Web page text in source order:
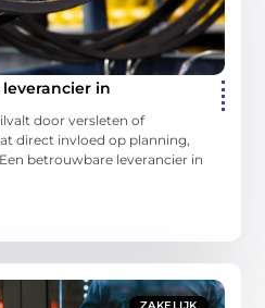
in
door versleten of
direct invloed op planning,
betrouwbare leverancier in
ZAKELIJK